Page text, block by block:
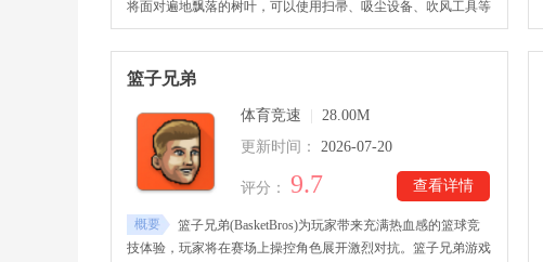
将面对遍地飘落的树叶，可以使用扫帚、吸尘设备、吹风工具等
多种工具进行整理，将凌乱的小院逐渐恢复整洁。落叶模拟器手
机版下载后，整个游戏围绕整理、收集、升级展开，从选择清理
区域到使用设备完成任务，每个阶段都有明确目标。随着更多场
享受一段简单纯粹的休闲时光。
篮子兄弟
体育竞速
28.00M
更新时间：
2026-07-20
查看详情
评分： 9.7
概要
篮子兄弟(BasketBros)为玩家带来充满热血感的篮球竞
技体验，玩家将在赛场上操控角色展开激烈对抗。篮子兄弟游戏